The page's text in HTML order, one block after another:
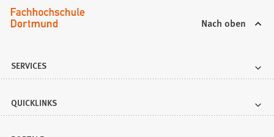
Nach oben
SERVICES
QUICKLINKS